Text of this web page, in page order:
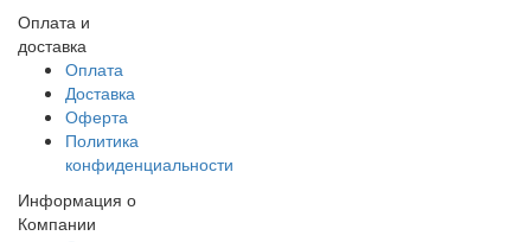
Оплата и
доставка
Оплата
Доставка
Оферта
Политика
конфиденциальности
Информация о
Компании